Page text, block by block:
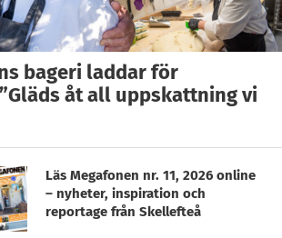
bageri laddar för
åt all uppskattning vi
Läs Megafonen nr. 11, 2026 online
– nyheter, inspiration och
reportage från Skellefteå